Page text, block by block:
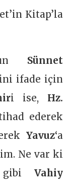
Kitap’la
Sünnet
ifade için
i ise, Hz.
ederek
Yavuz‘a
Ne var ki
Vahiy